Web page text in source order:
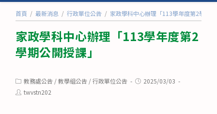
首頁 / 最新消息 / 行政單位公告 / 家政學科中心辦理「113學年度第2學期
家政學科中心辦理「113學年度第2
學期公開授課」
Post
category:
教務處公告 /教學組公告 /行政單位公告
Post2025/03/03
Posttwvstn202